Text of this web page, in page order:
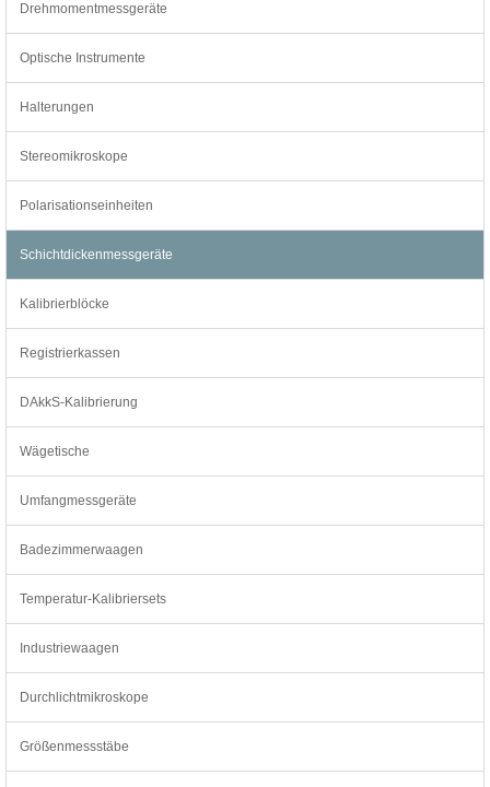
Drehmomentmessgeräte
Optische Instrumente
Halterungen
Stereomikroskope
Polarisationseinheiten
Schichtdickenmessgeräte
Kalibrierblöcke
Registrierkassen
DAkkS-Kalibrierung
Wägetische
Umfangmessgeräte
Badezimmerwaagen
Temperatur-Kalibriersets
Industriewaagen
Durchlichtmikroskope
Größenmessstäbe